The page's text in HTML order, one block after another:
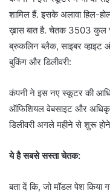
शामिल हैं. इसके अलावा हिल-
ख़ास बात है. चेतक 3503 कुल
ब्रुकलिन ब्लैक, साइबर व्हाइट
बुकिंग और डिलीवरी:
कंपनी ने इस नए स्कूटर की
ऑफिशियल वेबसाइट और
डिलीवरी अगले महीने से शुरू
ये है सबसे सस्ता चेतक:
बता दें कि, जो मॉडल पेश किया